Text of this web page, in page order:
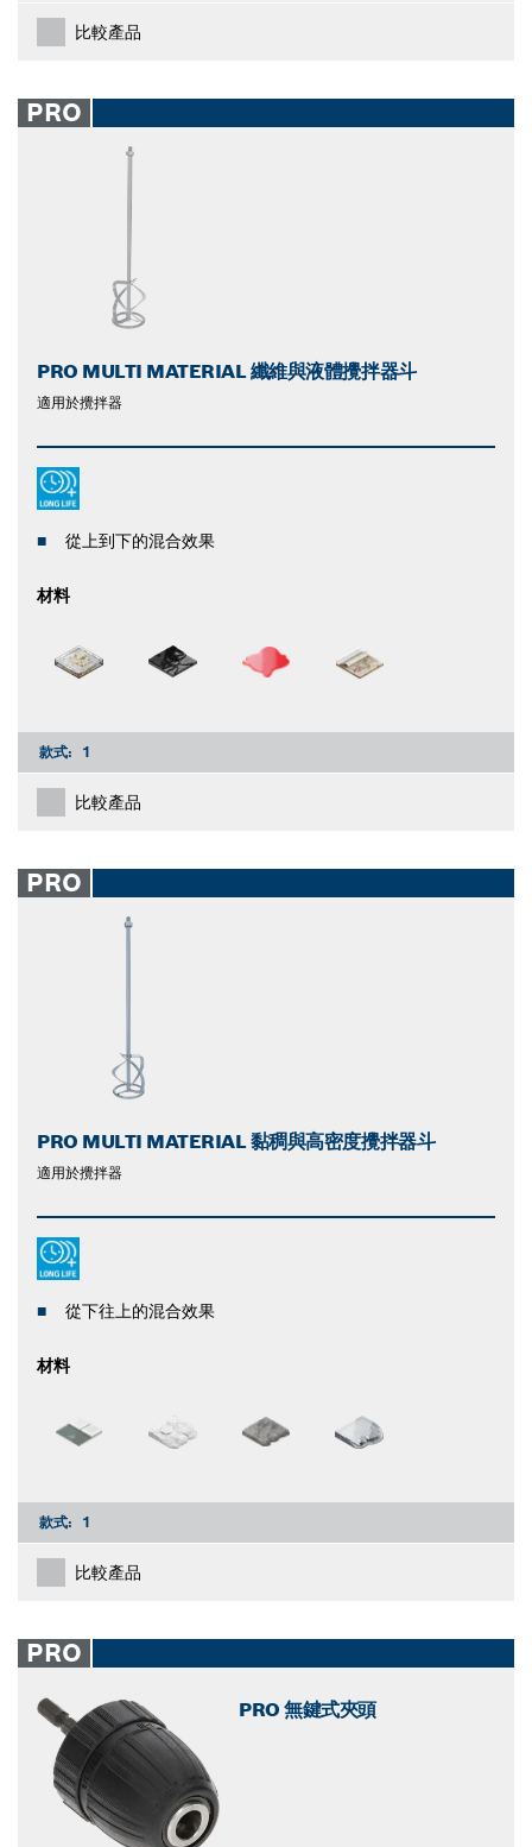
比較產品
PRO
PRO MULTI MATERIAL 纖維與液體攪拌器斗
適用於攪拌器
從上到下的混合效果
材料
款式: 1
比較產品
PRO
PRO MULTI MATERIAL 黏稠與高密度攪拌器斗
適用於攪拌器
從下往上的混合效果
材料
款式: 1
比較產品
PRO
PRO 無鍵式夾頭